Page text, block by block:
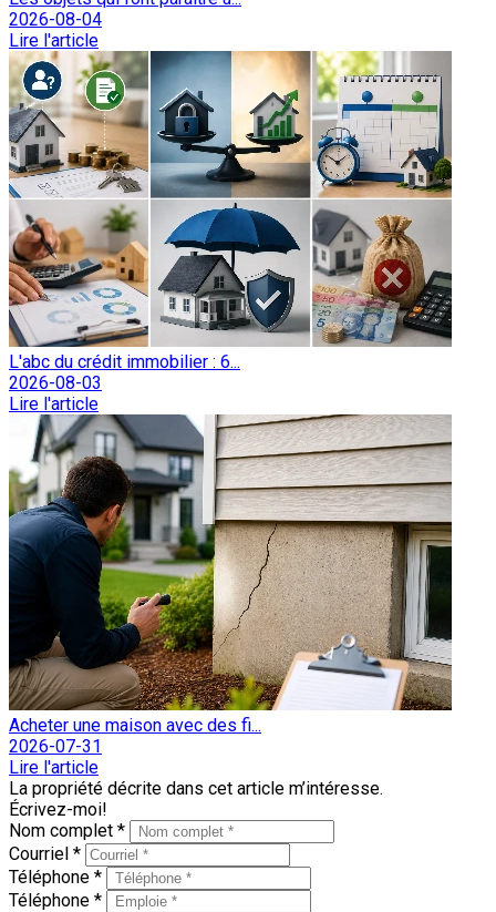
2026-08-04
Lire l'article
L'abc du crédit immobilier : 6...
2026-08-03
Lire l'article
Acheter une maison avec des fi...
2026-07-31
Lire l'article
La propriété décrite dans cet article m’intéresse.
Écrivez-moi!
Nom complet *
Courriel *
Téléphone *
Téléphone *